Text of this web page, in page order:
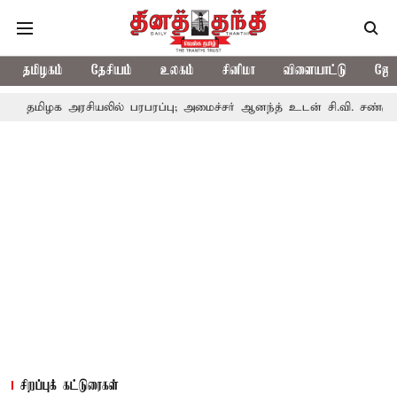
தமிழகம் தேசியம் உலகம் சினிமா விளையாட்டு
அரசியலில் பரபரப்பு; அமைச்சர் ஆனந்த் உடன் சி.வி. சண்முகம்,
சிறப்புக் கட்டுரைகள்